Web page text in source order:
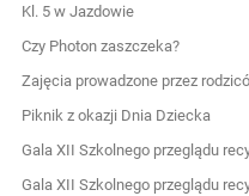
Kl. 5 w Jazdowie
Czy Photon zaszczeka?
Zajęcia prowadzone przez
Piknik z okazji Dnia Dziecka
Gala XII Szkolnego przeglądu
Gala XII Szkolnego przeglądu